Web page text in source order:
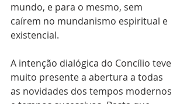
mundo, e para o mesmo, sem
caírem no mundanismo espiritual e
existencial.
A intenção dialógica do Concílio teve
muito presente a abertura a todas
as novidades dos tempos modernos